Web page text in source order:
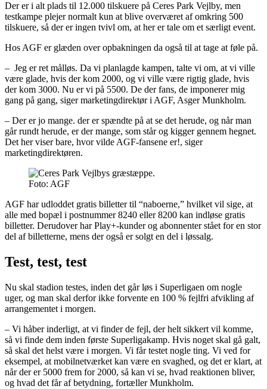
Der er i alt plads til 12.000 tilskuere på Ceres Park Vejlby, men
testkampe plejer normalt kun at blive overværet af omkring 500
tilskuere, så der er ingen tvivl om, at her er tale om et særligt event.
Hos AGF er glæden over opbakningen da også til at tage at føle på.
– Jeg er ret målløs. Da vi planlagde kampen, talte vi om, at vi ville
være glade, hvis der kom 2000, og vi ville være rigtig glade, hvis
der kom 3000. Nu er vi på 5500. De der fans, de imponerer mig
gang på gang, siger marketingdirektør i AGF, Asger Munkholm.
– Der er jo mange. der er spændte på at se det herude, og når man
går rundt herude, er der mange, som står og kigger gennem hegnet.
Det her viser bare, hvor vilde AGF-fansene er!, siger
marketingdirektøren.
Foto: AGF
AGF har udloddet gratis billetter til “naboerne,” hvilket vil sige, at
alle med bopæl i postnummer 8240 eller 8200 kan indløse gratis
billetter. Derudover har Play+-kunder og abonnenter stået for en stor
del af billetterne, mens der også er solgt en del i løssalg.
Test, test, test
Nu skal stadion testes, inden det går løs i Superligaen om nogle
uger, og man skal derfor ikke forvente en 100 % fejlfri afvikling af
arrangementet i morgen.
– Vi håber inderligt, at vi finder de fejl, der helt sikkert vil komme,
så vi finde dem inden første Superligakamp. Hvis noget skal gå galt,
så skal det helst være i morgen. Vi får testet nogle ting. Vi ved for
eksempel, at mobilnetværket kan være en svaghed, og det er klart, at
når der er 5000 frem for 2000, så kan vi se, hvad reaktionen bliver,
og hvad det får af betydning, fortæller Munkholm.